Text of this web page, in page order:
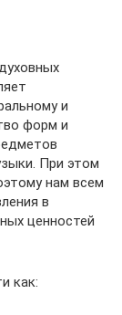
и
форм и
При этом
нам всем
в
ценностей
как: